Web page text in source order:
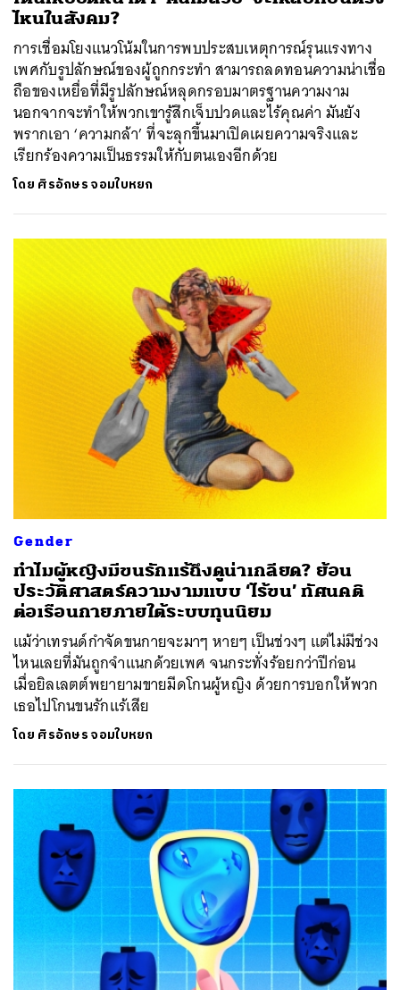
ไหนในสังคม?
การเชื่อมโยงแนวโน้มในการพบประสบเหตุการณ์รุนแรงทาง
เพศกับรูปลักษณ์ของผู้ถูกกระทำ สามารถลดทอนความน่าเชื่อ
ถือของเหยื่อที่มีรูปลักษณ์หลุดกรอบมาตรฐานความงาม
นอกจากจะทำให้พวกเขารู้สึกเจ็บปวดและไร้คุณค่า มันยัง
พรากเอา ‘ความกล้า’ ที่จะลุกขึ้นมาเปิดเผยความจริงและ
เรียกร้องความเป็นธรรมให้กับตนเองอีกด้วย
โดย ศิรอักษร จอมใบหยก
Gender
ทำไมผู้หญิงมีขนรักแร้ถึงดูน่าเกลียด? ย้อน
ประวัติศาสตร์ความงามแบบ ‘ไร้ขน’ ทัศนคติ
ต่อเรือนกายภายใต้ระบบทุนนิยม
แม้ว่าเทรนด์กำจัดขนกายจะมาๆ หายๆ เป็นช่วงๆ แต่ไม่มีช่วง
ไหนเลยที่มันถูกจำแนกด้วยเพศ จนกระทั่งร้อยกว่าปีก่อน
เมื่อยิลเลตต์พยายามขายมีดโกนผู้หญิง ด้วยการบอกให้พวก
เธอไปโกนขนรักแร้เสีย
โดย ศิรอักษร จอมใบหยก